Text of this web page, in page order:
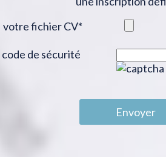
votre fichier CV*
code de sécurité
Envoyer